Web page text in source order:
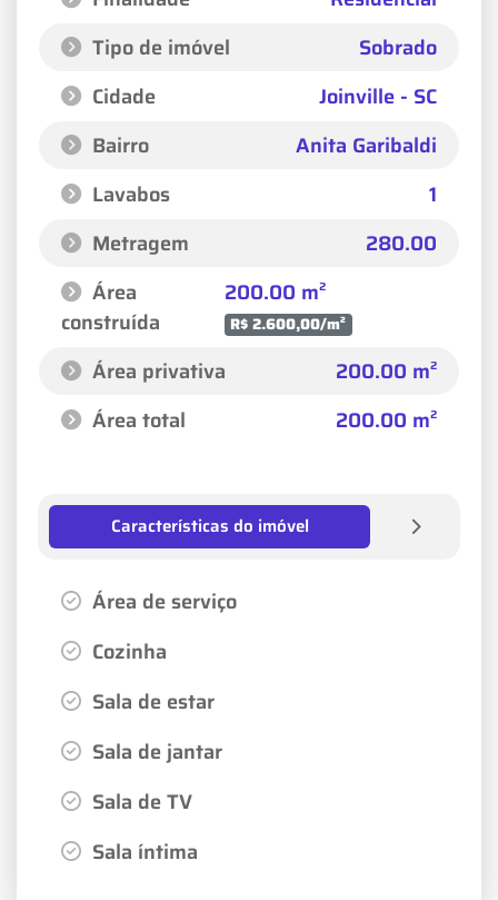
Tipo de imóvel
Sobrado
Cidade
Joinville - SC
Bairro
Anita Garibaldi
Lavabos
1
Metragem
280.00
Área
construída
200.00 m²
R$ 2.600,00/m²
Área privativa
200.00 m²
Área total
200.00 m²
Características do imóvel
Área de serviço
Cozinha
Sala de estar
Sala de jantar
Sala de TV
Sala íntima